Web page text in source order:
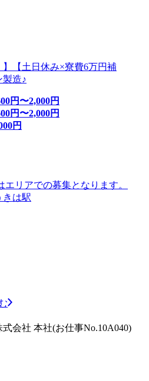
】【土日休み×寮費6万円補
製造♪
円〜2,000円
円〜2,000円
円
リアでの募集となります。
きは駅
会社 本社(お仕事No.10A040)